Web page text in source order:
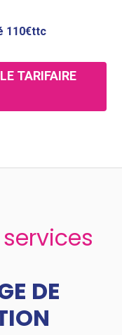
110€ttc
TARIFAIRE
DE